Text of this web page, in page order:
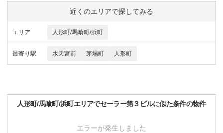
近くのエリアで探してみる
エリア 人形町/馬喰町/浜町
最寄り駅 水天宮前 茅場町 人形町
人形町/馬喰町/浜町エリアでセーラー第３ビルに似た条件の物件
エラーが発生しました